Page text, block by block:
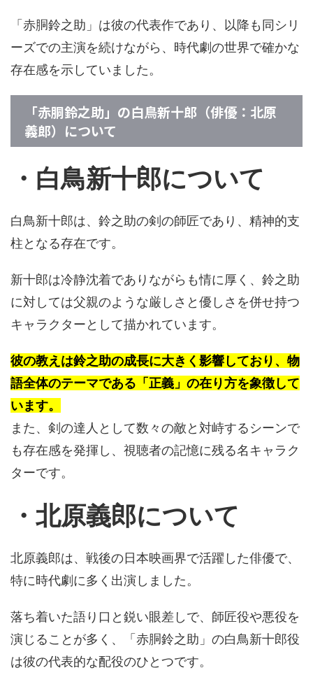
「赤胴鈴之助」は彼の代表作であり、以降も同シリ
ーズでの主演を続けながら、時代劇の世界で確かな
存在感を示していました。
「赤胴鈴之助」の白鳥新十郎（俳優：北原
義郎）について
・白鳥新十郎について
白鳥新十郎は、鈴之助の剣の師匠であり、精神的支
柱となる存在です。
新十郎は冷静沈着でありながらも情に厚く、鈴之助
に対しては父親のような厳しさと優しさを併せ持つ
キャラクターとして描かれています。
彼の教えは鈴之助の成長に大きく影響しており、物
語全体のテーマである「正義」の在り方を象徴して
います。
また、剣の達人として数々の敵と対峙するシーンで
も存在感を発揮し、視聴者の記憶に残る名キャラク
ターです。
・北原義郎について
北原義郎は、戦後の日本映画界で活躍した俳優で、
特に時代劇に多く出演しました。
落ち着いた語り口と鋭い眼差しで、師匠役や悪役を
演じることが多く、「赤胴鈴之助」の白鳥新十郎役
は彼の代表的な配役のひとつです。